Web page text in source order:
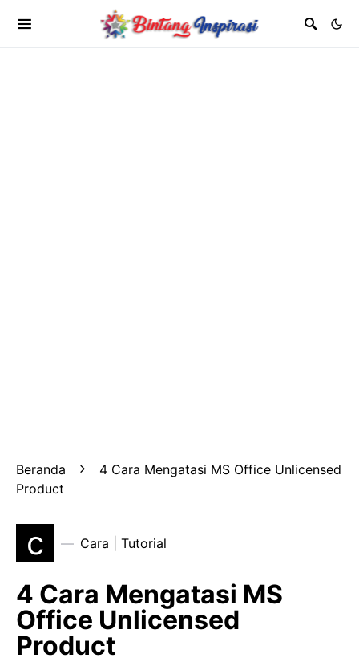
Beranda
4 Cara Mengatasi MS Office Unlicensed
Product
c Cara | Tutorial
4 Cara Mengatasi MS
Office Unlicensed
Product